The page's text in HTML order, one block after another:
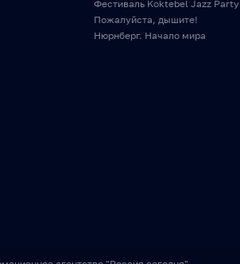
Фестиваль Koktebel Jazz Party
Пожалуйста, дышите!
Нюрнберг. Начало мира